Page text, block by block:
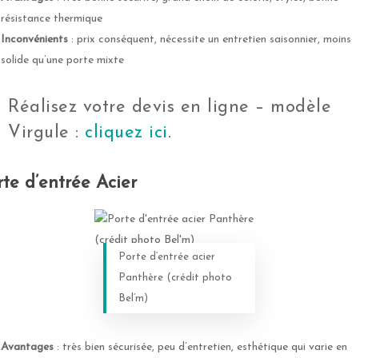
résistance thermique
Inconvénients: prix conséquent, nécessite un entretien saisonnier, moins
solide qu’une porte mixte
Réalisez votre devis en ligne – modèle
Virgule : cliquez ici.
d’entrée Acier
Porte d’entrée acier
Panthère (crédit photo
Bel’m)
Avantages: très bien sécurisée, peu d’entretien, esthétique qui varie en